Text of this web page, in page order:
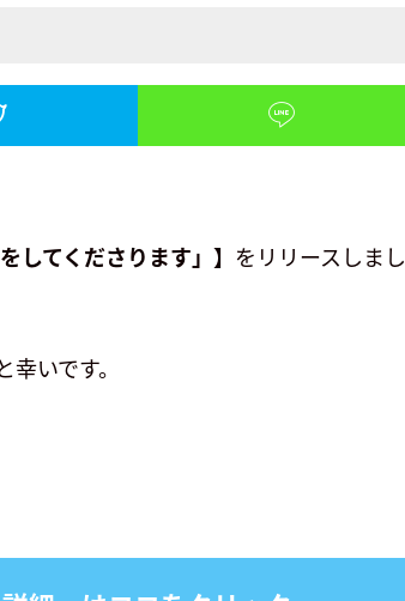
してくださります」】 をリリースしまし
いです。